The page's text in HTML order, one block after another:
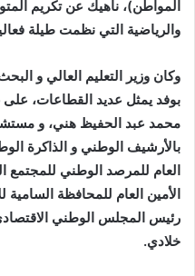
المواطن)، ناهيك عن تكريم
والرياضية التي نظمت طيلة
وكان وزير التعليم العالي و
بوفد يمثل عديد القطاعات، على
محمد عبد الحفيظ هني، و
بالأرشيف الوطني و الذاكرة
العام للمرصد الوطني للمجتمع
الأمين العام للمحافظة
رئيس المجلس الوطني
خلادي.